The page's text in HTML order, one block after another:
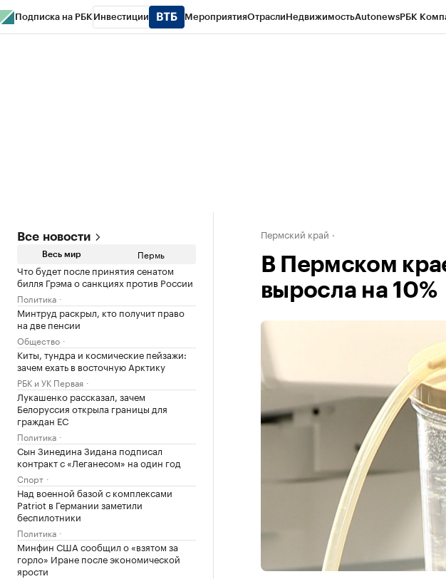
Подписка на РБК Инвестиции МероприятияОтраслиНедвижимостьAutonewsРБК
Все новости
Весь мир Пермь
Что будет после принятия сенатом
билля Грэма о санкциях против России
Политика
Минтруд раскрыл, кто получит право
на две пенсии
Общество
Киты, тундра и космические пейзажи:
зачем ехать в восточную Арктику
РБК и УК Первая
Лукашенко рассказал, зачем
Белоруссия открыла границы для
граждан ЕС
Политика
Сын Зинедина Зидана подписал
контракт с «Леганесом» на один год
Спорт
Над военной базой с комплексами
Patriot в Германии заметили
беспилотники
Политика
Минфин США сообщил о «взятом за
горло» Иране после экономической
ярости
Пермский край
В Пермском
выросла на 10%